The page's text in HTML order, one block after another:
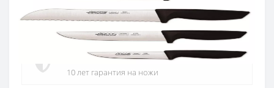
Быстрая доставка
Доставка в течении 1-3 дней по Украине
Гарантия качества
10 лет гарантия на ножи